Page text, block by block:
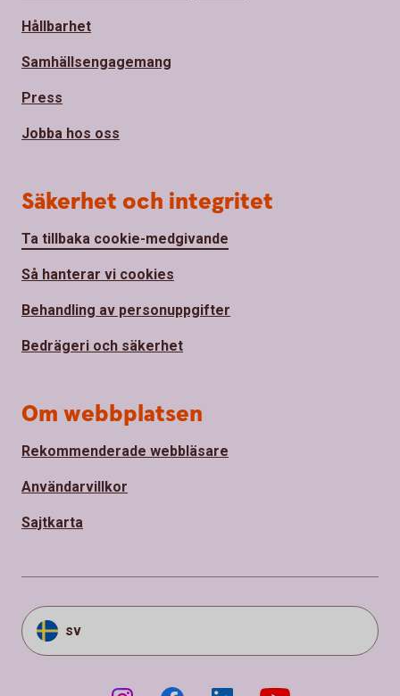
Hållbarhet
Samhällsengagemang
Press
Jobba hos oss
Säkerhet och integritet
Ta tillbaka cookie-medgivande
Så hanterar vi cookies
Behandling av personuppgifter
Bedrägeri och säkerhet
Om webbplatsen
Rekommenderade webbläsare
Användarvillkor
Sajtkarta
sv